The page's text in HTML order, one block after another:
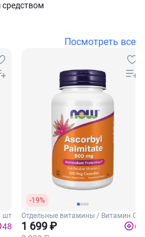
средством
Посмотреть все
шт
48
-19%
Отдельные витамины / Витамин С
1 699 ₽ 68